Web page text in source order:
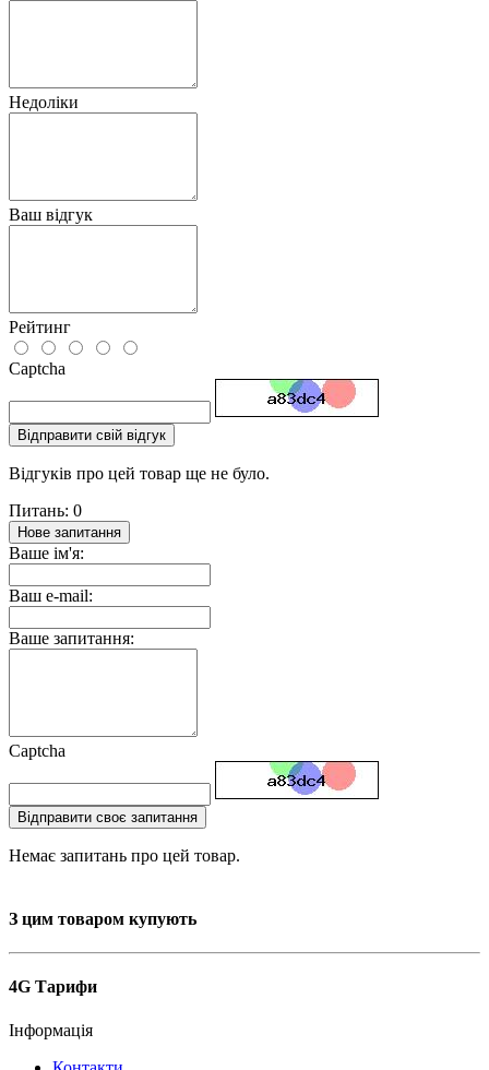
Недоліки
Ваш відгук
Рейтинг
Captcha
Відправити свій відгук
Відгуків про цей товар ще не було.
Питань: 0
Нове запитання
Ваше ім'я:
Ваш e-mail:
Ваше запитання:
Captcha
Відправити своє запитання
Немає запитань про цей товар.
З цим товаром купують
4G Тарифи
Інформація